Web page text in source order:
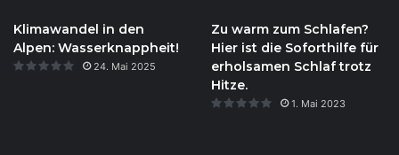
Klimawandel in den
Alpen: Wasserknappheit!
24. Mai 2025
Zu warm zum Schlafen?
Hier ist die Soforthilfe für
erholsamen Schlaf trotz
Hitze.
1. Mai 2023